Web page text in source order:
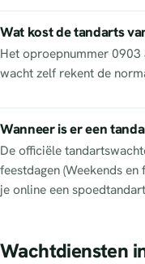
Wat kost de tandarts
Het oproepnummer
wacht zelf rekent de
Wanneer is er een
De officiële
feestdagen (Weekends
je online een
Wachtdiensten